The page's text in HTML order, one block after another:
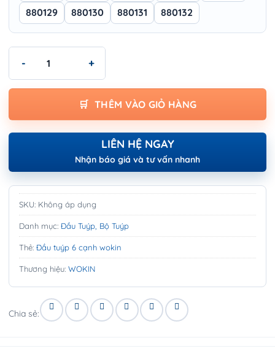
880129
880130 880131 880132
THÊM VÀO GIỎ HÀNG
LIÊN HỆ NGAY
Nhận báo giá và tư vấn nhanh
SKU: Không áp dụng
Danh mục: Đầu Tuýp, Bộ Tuýp
Thẻ: Đầu tuýp 6 cạnh wokin
Thương hiệu: WOKIN
Chia sẻ: